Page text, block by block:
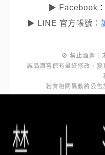
▶ Facebook：
▶ LINE 官方帳號：
🚫 禁止酒駕｜
誠品酒窖保有最終修改、
若有相關異動將公告